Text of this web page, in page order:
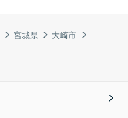
宮城県
大崎市